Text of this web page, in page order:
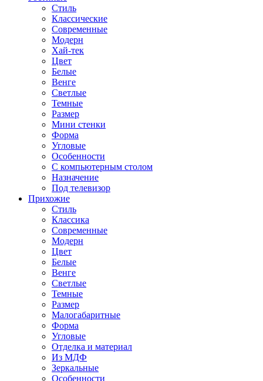
Стиль
Классические
Современные
Модерн
Хай-тек
Цвет
Белые
Венге
Светлые
Темные
Размер
Мини стенки
Форма
Угловые
Особенности
С компьютерным столом
Назначение
Под телевизор
Прихожие
Стиль
Классика
Современные
Модерн
Цвет
Белые
Венге
Светлые
Темные
Размер
Малогабаритные
Форма
Угловые
Отделка и материал
Из МДФ
Зеркальные
Особенности